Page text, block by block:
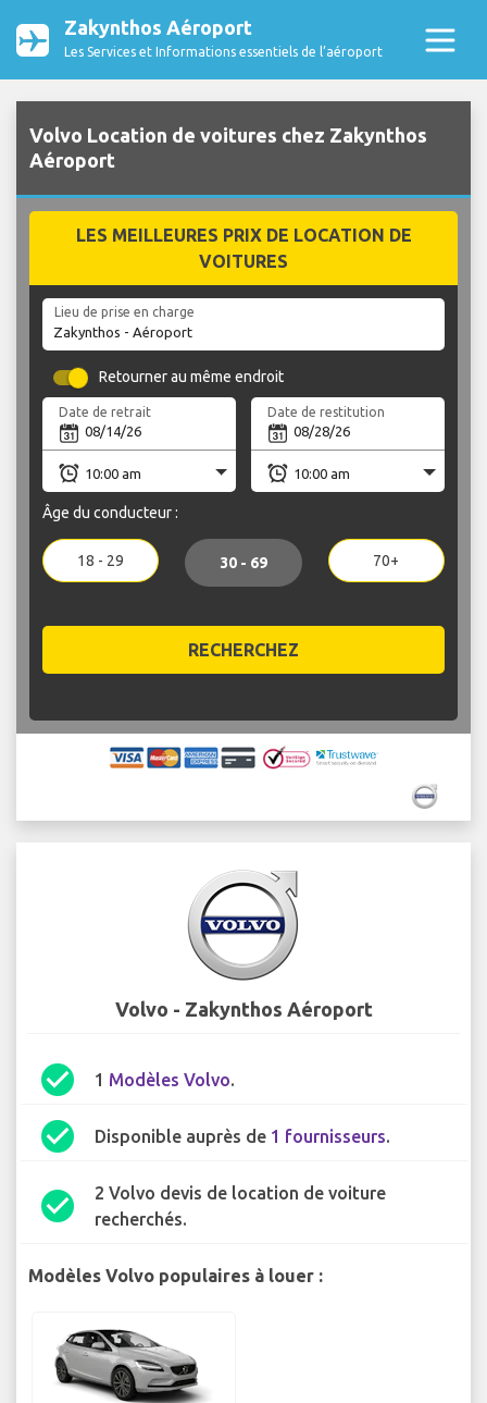
Zakynthos Aéroport
Les Services et Informations essentiels de l’aéroport
Volvo Location de voitures chez Zakynthos
Aéroport
LES MEILLEURES PRIX DE LOCATION DE
VOITURES
Lieu de prise en charge
Retourner au même endroit
Date de retrait Date de restitution
Âge du conducteur :
18 - 29 30 - 69 70+
RECHERCHEZ
Volvo - Zakynthos Aéroport
check_circle 1 Modèles Volvo.
check_circle Disponible auprès de 1 fournisseurs.
check_circle
2 Volvo devis de location de voiture
recherchés.
Modèles Volvo populaires à louer :